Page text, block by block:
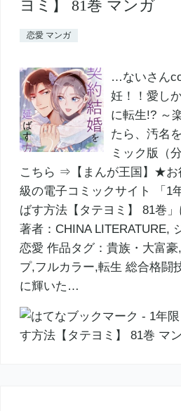
ヨミ】 81巻 マンガ
恋愛 マンガ
…ないさん
妊！！愛し
に転生!? ～
たら、汚名
ミック版（
こちら ⇒【まんが王国】★
級の電子コミックサイト 「1
ばす方法【タテヨミ】 81巻
著者：CHINA LITERATURE,
恋愛 作品タグ：貴族・大富
プ,フルカラー,転生 総合格闘
に輝いた…